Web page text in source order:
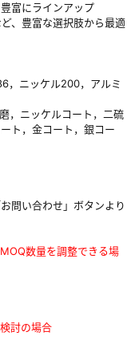
富にラインアップ
、豊富な選択肢から最適
，ニッケル200，アルミ
，ニッケルコート，二硫
ト，金コート，銀コー
問い合わせ」ボタンより
数量を調整できる場
討の場合